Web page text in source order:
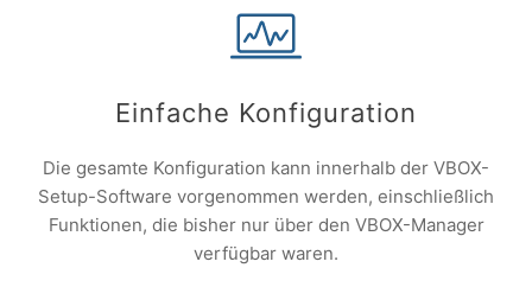
Einfache Konfiguration
Die gesamte Konfiguration kann innerhalb der VBOX-
Setup-Software vorgenommen werden, einschließlich
Funktionen, die bisher nur über den VBOX-Manager
verfügbar waren.